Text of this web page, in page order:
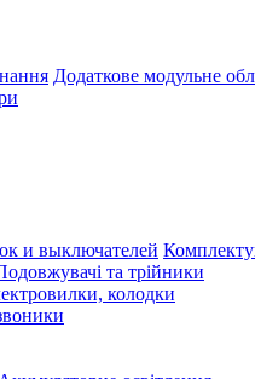
Додаткове модульне
та трійники
колодки